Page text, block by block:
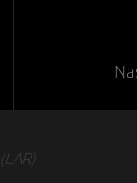
(LAR)